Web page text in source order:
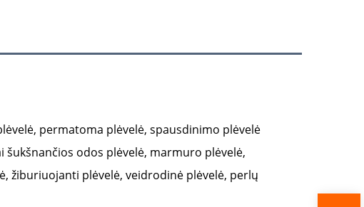
permatoma plėvelė, spausdinimo plėvelė
odos plėvelė, marmuro plėvelė,
žiburiuojanti plėvelė, veidrodinė plėvelė, perlų